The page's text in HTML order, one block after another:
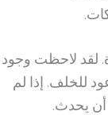
لقد لاحظت وجود
للخلف. إذا لم
أن يحدث.